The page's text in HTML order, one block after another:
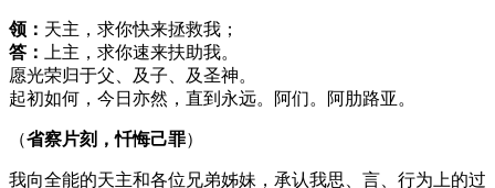
领： 天主，求你快来拯救我；
答：
上主，求你速来扶助我。
愿光荣归于父、及子、及圣神。
起初如何，今日亦然，直到永远。阿们。阿肋路亚。
（省察片刻，忏悔己罪）
我向全能的天主和各位兄弟姊妹，承认我思、言、行为上的过